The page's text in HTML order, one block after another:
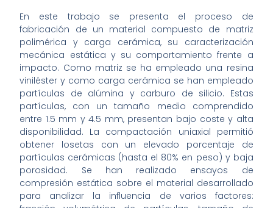
En este trabajo se presenta el proceso de
fabricación de un material compuesto de matriz
polimérica y carga cerámica, su caracterización
mecánica estática y su comportamiento frente a
impacto. Como matriz se ha empleado una resina
viniléster y como carga cerámica se han empleado
partículas de alúmina y carburo de silicio. Estas
partículas, con un tamaño medio comprendido
entre 1.5 mm y 4.5 mm, presentan bajo coste y alta
disponibilidad. La compactación uniaxial permitió
obtener losetas con un elevado porcentaje de
partículas cerámicas (hasta el 80% en peso) y baja
porosidad. Se han realizado ensayos de
compresión estática sobre el material desarrollado
para analizar la influencia de varios factores: